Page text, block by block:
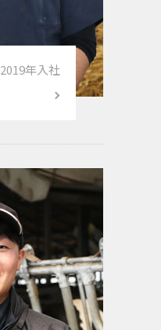
2019年入社